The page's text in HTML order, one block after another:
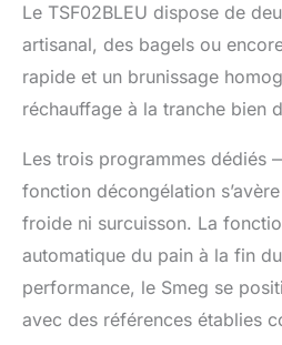
Le TSF02BLEU dispose de
artisanal, des bagels ou
rapide et un brunissage
réchauffage à la tranche bien
Les trois programmes dédiés
fonction décongélation
froide ni surcuisson. La
automatique du pain à la fin
performance, le Smeg se
avec des références établies